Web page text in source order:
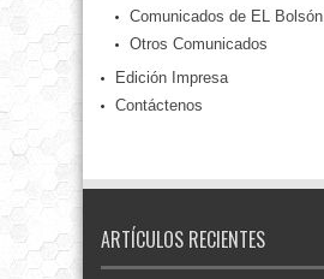
Comunicados de EL Bolsón
Otros Comunicados
Edición Impresa
Contáctenos
ARTÍCULOS RECIENTES